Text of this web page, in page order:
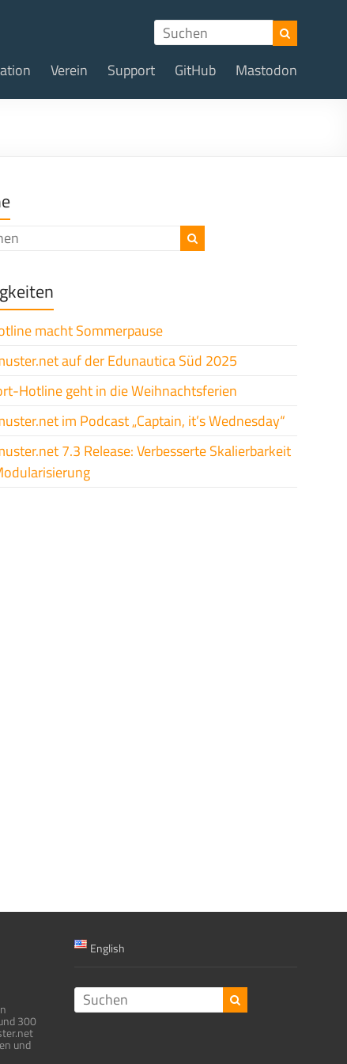
Verein Support GitHub Mastodon
macht Sommerpause
auf der Edunautica Süd 2025
Hotline geht in die Weihnachtsferien
im Podcast „Captain, it’s Wednesday“
7.3 Release: Verbesserte Skalierbarkeit
300
und
English